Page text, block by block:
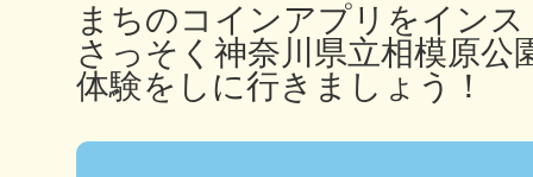
まちのコインアプリをイン
さっそく神奈川県立相模原公
体験をしに行きましょう！
日置